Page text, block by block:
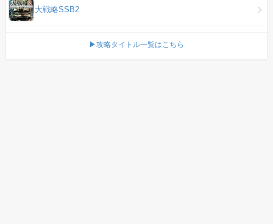
大戦略SSB2
▶攻略タイトル一覧はこちら